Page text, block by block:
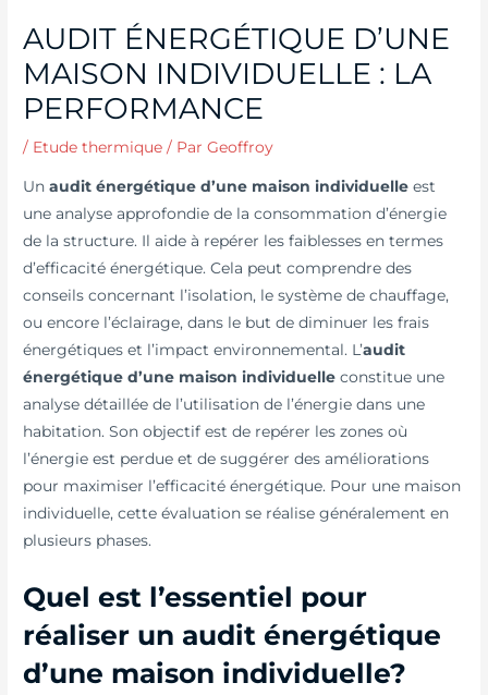
AUDIT ÉNERGÉTIQUE D’UNE
MAISON INDIVIDUELLE : LA
PERFORMANCE
/ Etude thermique / ParGeoffroy
Unaudit énergétique d’une maison individuelle est
une analyse approfondie de la consommation d’énergie
de la structure. Il aide à repérer les faiblesses en termes
d’efficacité énergétique. Cela peut comprendre des
conseils concernant l’isolation, le système de chauffage,
ou encore l’éclairage, dans le but de diminuer les frais
énergétiques et l’impact environnemental. L’audit
énergétique d’une maison individuelle constitue une
analyse détaillée de l’utilisation de l’énergie dans une
habitation. Son objectif est de repérer les zones où
l’énergie est perdue et de suggérer des améliorations
pour maximiser l’efficacité énergétique. Pour une maison
individuelle, cette évaluation se réalise généralement en
plusieurs phases.
Quel est l’essentiel pour
réaliser un audit énergétique
d’une maison individuelle?